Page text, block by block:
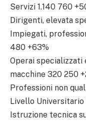
Servizi 1.140 760
Dirigenti, elevata
Impiegati,
480 +63%
Operai
macchine 320 250
Professioni non
Livello Universitario
Istruzione tecnica